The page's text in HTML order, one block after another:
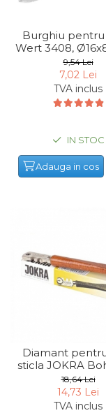
Burghiu pentru
Wert 3408,
9,54 Lei
7,02 Lei
TVA inclus
IN STOC
Adauga in cos
Diamant
sticla JOKRA
360.0.
18,64 Lei
14,73 Lei
TVA inclus